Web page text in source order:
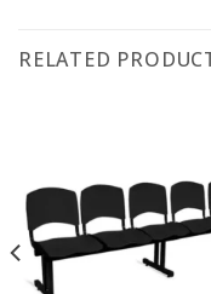
RELATED